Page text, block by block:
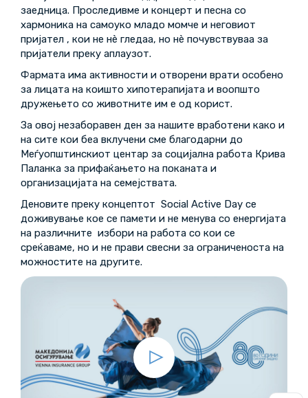
заедница. Проследивме и концерт и песна со
хармоника на самоуко младо момче и неговиот
пријател , кои не нè гледаа, но нè почувствуваа за
пријатели преку аплаузот.
Фармата има активности и отворени врати особено
за лицата на коишто хипотерапијата и воопшто
дружењето со животните им е од корист.
За овој незаборавен ден за нашите вработени како и
на сите кои беа вклучени сме благодарни до
Меѓуопштинскиот центар за социјална работа Крива
Паланка за прифаќањето на поканата и
организацијата на семејствата.
Деновите преку концептот Social Active Day се
доживување кое се памети и не менува со енергијата
на различните избори на работа со кои се
среќаваме, но и не прави свесни за ограниченоста на
можностите на другите.